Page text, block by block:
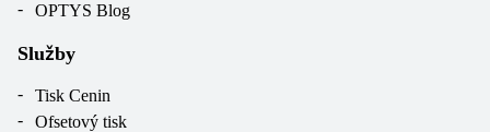
OPTYS Blog
Služby
Tisk Cenin
Ofsetový tisk